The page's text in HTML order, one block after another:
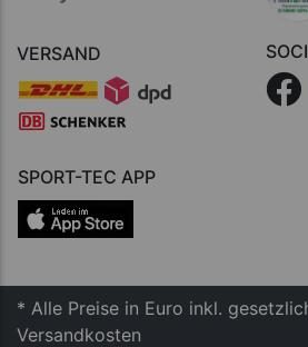
VERSAND
SPORT-TEC APP
* Alle Preise in Euro inkl.
Versandkosten